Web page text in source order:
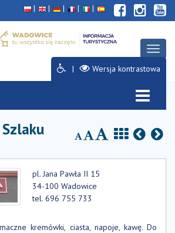
Deklaracja
dostępności
Przejdź
do
głównej
treści
Przejdź
do
menu
Przejdź
do
stopki
menu
Wersja kontrastowa
pl. Jana Pawła II 15
34-100 Wadowice
tel. 696 755 733
kremówki, ciasta, napoje, kawę. Do